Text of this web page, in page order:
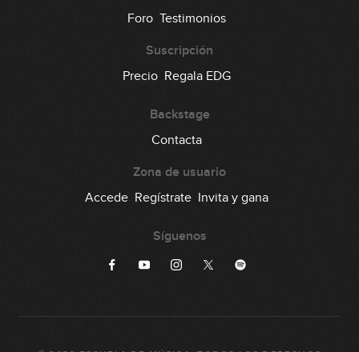
Foro Testimonios
Suscripción
Precio Regala EDG
Backstage
Contacta
Zona de usuario
Accede Regístrate Invita y gana
Síguenos